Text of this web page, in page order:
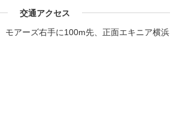
交通アクセス
モアーズ右手に100m先、正面エキニア横浜